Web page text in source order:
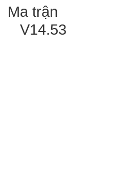
Ma trận
V14.53